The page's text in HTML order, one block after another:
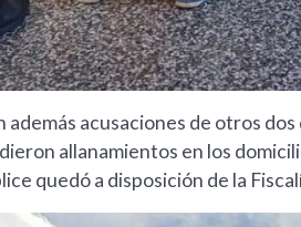
además acusaciones de otros
allanamientos en los
quedó a disposición de la